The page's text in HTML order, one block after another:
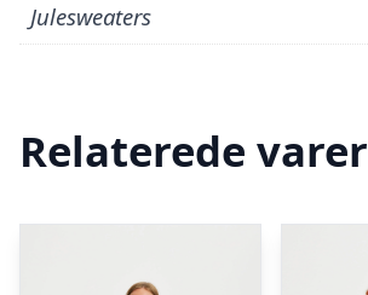
Julesweaters
Relaterede varer